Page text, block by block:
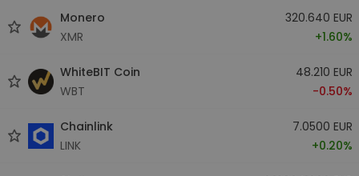
Monero
XMR
320.640 EUR
+1.60%
WhiteBIT Coin
WBT
48.210 EUR
-0.50%
Chainlink
LINK
7.0500 EUR
+0.20%